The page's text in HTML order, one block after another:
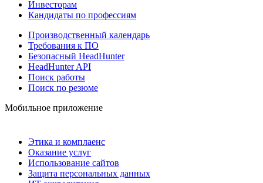
Инвесторам
Кандидаты по профессиям
Производственный календарь
Требования к ПО
Безопасный HeadHunter
HeadHunter API
Поиск работы
Поиск по резюме
Мобильное приложение
Этика и комплаенс
Оказание услуг
Использование сайтов
Защита персональных данных